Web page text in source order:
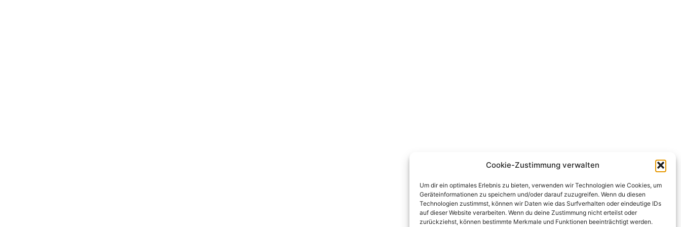
Cookie-Zustimmung verwalten
Um dir ein optimales Erlebnis zu bieten, verwenden wir Technologien wie Cookies, um
Geräteinformationen zu speichern und/oder darauf zuzugreifen. Wenn du diesen
Technologien zustimmst, können wir Daten wie das Surfverhalten oder eindeutige IDs
auf dieser Website verarbeiten. Wenn du deine Zustimmung nicht erteilst oder
zurückziehst, können bestimmte Merkmale und Funktionen beeinträchtigt werden.